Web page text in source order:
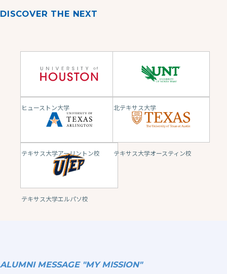
DISCOVER THE NEXT
ヒューストン大学 北テキサス大学
テキサス大学アーリントン校 テキサス大学オースティン校
テキサス大学エルパソ校
ALUMNI MESSAGE "MY MISSION"